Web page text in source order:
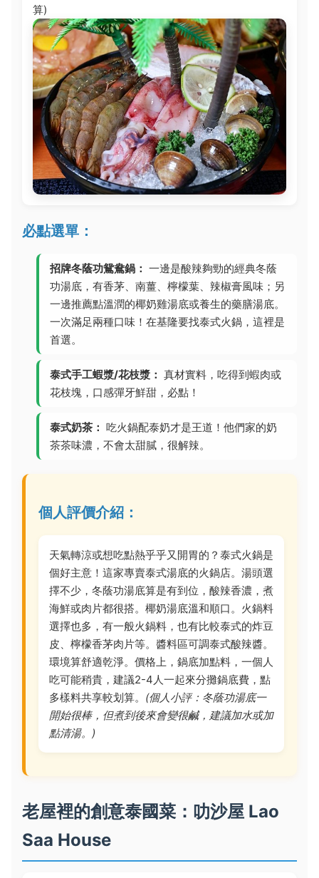
算)
必點選單：
招牌冬蔭功鴛鴦鍋： 一邊是酸辣夠勁的經典冬蔭
功湯底，有香茅、南薑、檸檬葉、辣椒膏風味；另
一邊推薦點溫潤的椰奶雞湯底或養生的藥膳湯底。
一次滿足兩種口味！在基隆要找泰式火鍋，這裡是
首選。
泰式手工蝦漿/花枝漿： 真材實料，吃得到蝦肉或
花枝塊，口感彈牙鮮甜，必點！
泰式奶茶： 吃火鍋配泰奶才是王道！他們家的奶
茶茶味濃，不會太甜膩，很解辣。
個人評價介紹：
天氣轉涼或想吃點熱乎乎又開胃的？泰式火鍋是
個好主意！這家專賣泰式湯底的火鍋店。湯頭選
擇不少，冬蔭功湯底算是有到位，酸辣香濃，煮
海鮮或肉片都很搭。椰奶湯底溫和順口。火鍋料
選擇也多，有一般火鍋料，也有比較泰式的炸豆
皮、檸檬香茅肉片等。醬料區可調泰式酸辣醬。
環境算舒適乾淨。價格上，鍋底加點料，一個人
吃可能稍貴，建議2-4人一起來分攤鍋底費，點
多樣料共享較划算。 (個人小評：冬蔭功湯底一
開始很棒，但煮到後來會變很鹹，建議加水或加
點清湯。)
老屋裡的創意泰國菜：叻沙屋 Lao
Saa House